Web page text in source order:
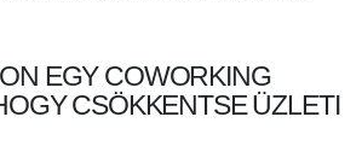
EGY COWORKING
CSÖKKENTSE ÜZLETI